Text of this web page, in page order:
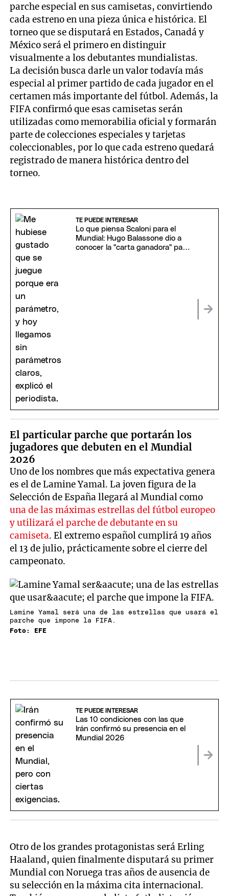
parche especial en sus camisetas, convirtiendo
cada estreno en una pieza única e histórica. El
torneo que se disputará en Estados, Canadá y
México será el primero en distinguir
visualmente a los debutantes mundialistas.
La decisión busca darle un valor todavía más
especial al primer partido de cada jugador en el
certamen más importante del fútbol. Además, la
FIFA confirmó que esas camisetas serán
utilizadas como memorabilia oficial y formarán
parte de colecciones especiales y tarjetas
coleccionables, por lo que cada estreno quedará
registrado de manera histórica dentro del
torneo.
TE PUEDE INTERESAR
Lo que piensa Scaloni para el
Mundial: Hugo Balassone dio a
conocer la "carta ganadora" para
El particular parche que portarán los
jugadores que debuten en el Mundial
2026
Uno de los nombres que más expectativa genera
es el de Lamine Yamal. La joven figura de la
Selección de España llegará al Mundial como
una de las máximas estrellas del fútbol europeo
y utilizará el parche de debutante en su
camiseta. El extremo español cumplirá 19 años
el 13 de julio, prácticamente sobre el cierre del
campeonato.
Lamine Yamal será una de las estrellas que usará el
parche que impone la FIFA.
Foto: EFE
TE PUEDE INTERESAR
Las 10 condiciones con las que
Irán confirmó su presencia en el
Mundial 2026
Otro de los grandes protagonistas será Erling
Haaland, quien finalmente disputará su primer
Mundial con Noruega tras años de ausencia de
su selección en la máxima cita internacional.